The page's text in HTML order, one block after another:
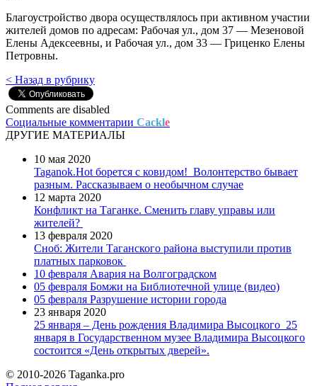
Благоустройство двора осуществлялось при активном участии
жителей домов по адресам: Рабочая ул., дом 37 — Мезеновой
Елены Адексеевны, и Рабочая ул., дом 33 — Гриценко Елены
Петровны.
< Назад в рубрику
Comments are disabled
Социальные комментарии Cackle
ДРУГИЕ МАТЕРИАЛЫ
10 мая 2020
Taganok.Hot борется с ковидом! Волонтерство бывает
разным. Рассказываем о необычном случае
12 марта 2020
Конфликт на Таганке. Сменить главу управы или
жителей?
13 февраля 2020
Сноб: Жители Таганского района выступили против
платных парковок
10 февраля Авария на Волгоградском
05 февраля Бомжи на Библиотечной улице (видео)
05 февраля Разрушение истории города
23 января 2020
25 января – День рождения Владимира Высоцкого 25
января в Государственном музее Владимира Высоцкого
состоится «День открытых дверей».
© 2010-2026 Taganka.pro